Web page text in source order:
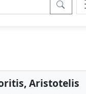
Aristotelis